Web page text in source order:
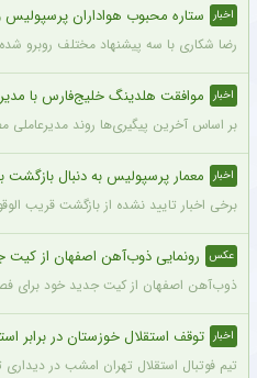
اخبار ستاره محبوب هواداران پرسپولیس
رضا شکاری با سه پیشنهاد مختلف روبرو
اخبار موافقت هلدینگ خلیج‌فارس با
بر اساس آخرین پیگیری‌ها روند
اخبار معمار پرسپولیس به دنبال بازگشت به مستطیل
برخی اخبار تایید نشده از بازگشت قریب
عکس رونمایی ذوب‌آهن اصفهان از کیت
ذوب‌آهن اصفهان از کیت جدید خود برای
اخبار توقف استقلال خوزستان در برابر
تیم فوتبال استقلال تهران امشب در دیداری تدارکاتی، با برتری ۳ بر صفر برابر استقلال خوزستان، با